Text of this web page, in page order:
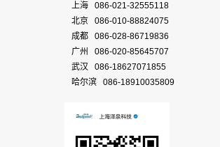
上海 086-021-32555118
北京 086-010-88824075
成都 086-028-86719836
广州 086-020-85645707
武汉 086-18627071855
哈尔滨 086-18910035809